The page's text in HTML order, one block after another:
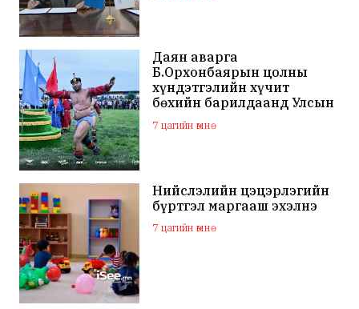
Даян аварга
Б.Орхонбаярын цолны
хүндэтгэлийн хүчит
бөхийн барилдаанд Улсын
арслан Ц.Бямба-Отгон
түрүүллээ
7 цагийн өмнө
Нийслэлийн цэцэрлэгийн
бүртгэл маргааш эхэлнэ
7 цагийн өмнө